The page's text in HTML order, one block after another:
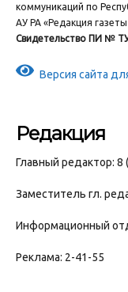
коммуникаций по
АУ РА «Редакция
Свидетельство ПИ №
Версия сайта
Редакция
Главный редактор: 8
Заместитель гл.
Информационный
Реклама: 2-41-55